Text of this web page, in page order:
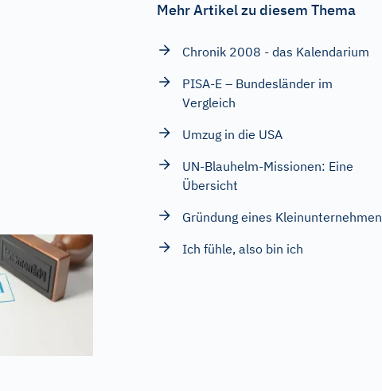
Mehr Artikel zu diesem Thema
Chronik 2008 - das Kalendarium
PISA-E – Bundesländer im
Vergleich
Umzug in die USA
UN-Blauhelm-Missionen: Eine
Übersicht
Gründung eines Kleinunternehmen
Ich fühle, also bin ich